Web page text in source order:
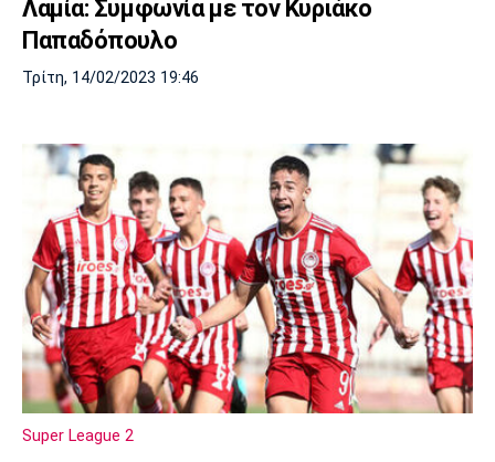
Λαμία: Συμφωνία με τον Κυριάκο
Παπαδόπουλο
Τρίτη, 14/02/2023 19:46
Super League 2